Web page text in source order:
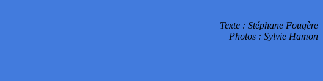
Texte : Stéphane Fougère
Photos : Sylvie Hamon